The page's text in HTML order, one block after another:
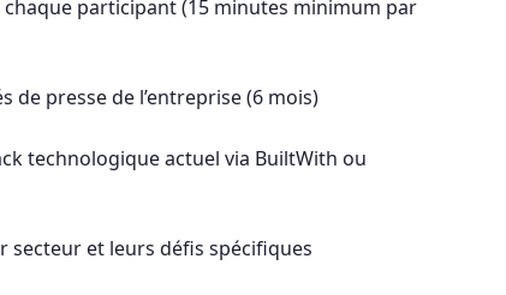
chaque participant (15 minutes minimum par
de presse de l’entreprise (6 mois)
technologique actuel via BuiltWith ou
secteur et leurs défis spécifiques